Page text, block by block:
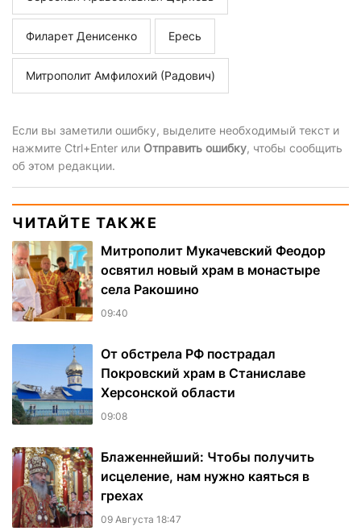
Филарет Денисенко Ересь
Митрополит Амфилохий (Радович)
Если вы заметили ошибку, выделите необходимый текст и
нажмите Ctrl+Enter или Отправить ошибку, чтобы сообщить
об этом редакции.
ЧИТАЙТЕ ТАКЖЕ
Митрополит Мукачевский Феодор
освятил новый храм в монастыре
села Ракошино
09:40
От обстрела РФ пострадал
Покровский храм в Станиславе
Херсонской области
09:08
Блаженнейший: Чтобы получить
исцеление, нам нужно каяться в
грехах
09 Августа 18:47